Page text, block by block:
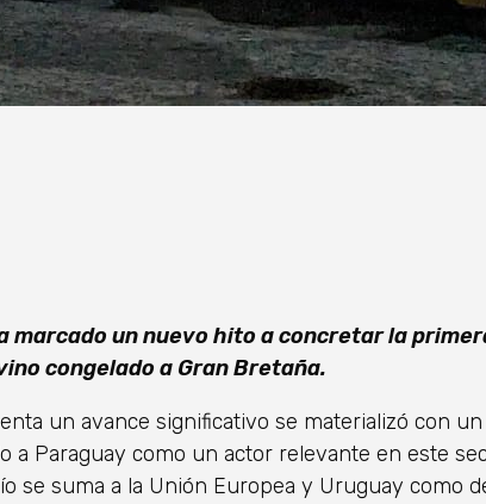
marcado un nuevo hito a concretar la
congelado a Gran Bretaña.
un avance significativo se materializó con
a Paraguay como un actor relevante en este
se suma a la Unión Europea y Uruguay como